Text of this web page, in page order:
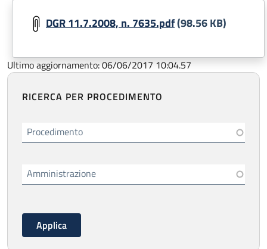
DGR 11.7.2008, n. 7635.pdf(98.56 KB)
Ultimo aggiornamento: 06/06/2017 10:04.57
RICERCA PER PROCEDIMENTO
Procedimento
Amministrazione